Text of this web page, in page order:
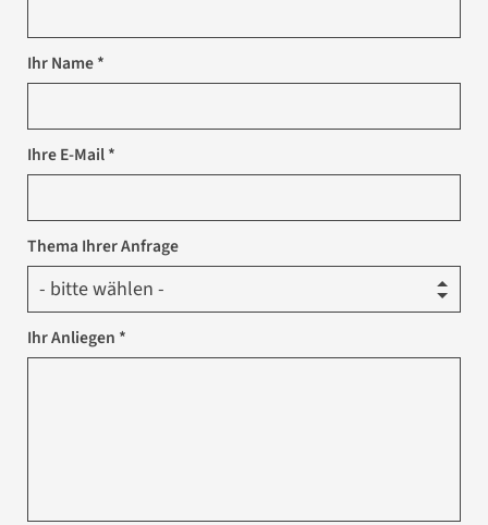
Ihr Name *
Ihre E-Mail *
Thema Ihrer Anfrage
Ihr Anliegen *